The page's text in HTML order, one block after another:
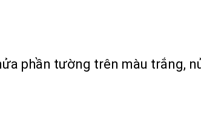
phần tường trên màu trắng,